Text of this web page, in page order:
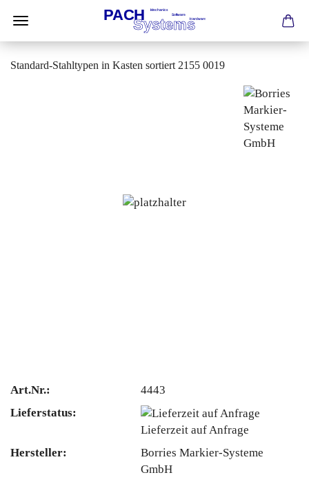
Standard-Stahltypen in Kasten sortiert 2155 0019
Art.Nr.:
4443
Lieferstatus:
Lieferzeit auf Anfrage
Hersteller:
Borries Markier-Systeme
GmbH